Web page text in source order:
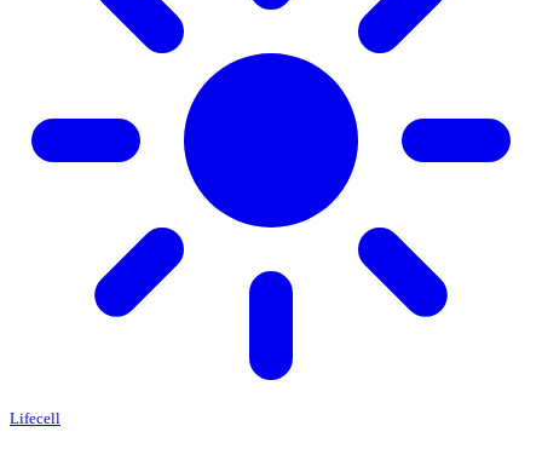
Lifecell